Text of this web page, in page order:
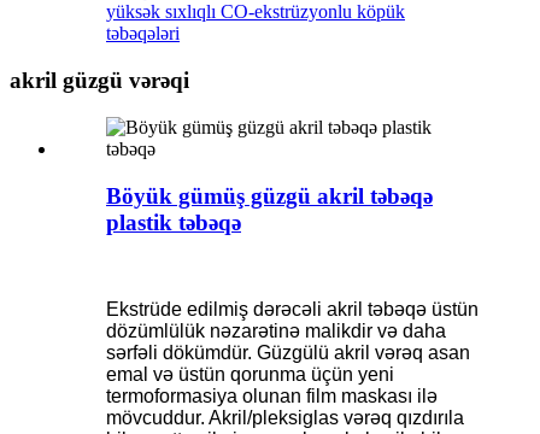
yüksək sıxlıqlı CO-ekstrüzyonlu köpük
təbəqələri
akril güzgü vərəqi
Böyük gümüş güzgü akril təbəqə
plastik təbəqə
Ekstrüde edilmiş dərəcəli akril təbəqə üstün
dözümlülük nəzarətinə malikdir və daha
sərfəli dökümdür. Güzgülü akril vərəq asan
emal və üstün qorunma üçün yeni
termoformasiya olunan film maskası ilə
mövcuddur. Akril/pleksiglas vərəq qızdırıla